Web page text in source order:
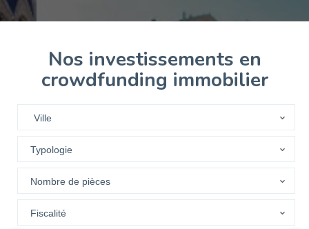
Nos investissements en
crowdfunding immobilier